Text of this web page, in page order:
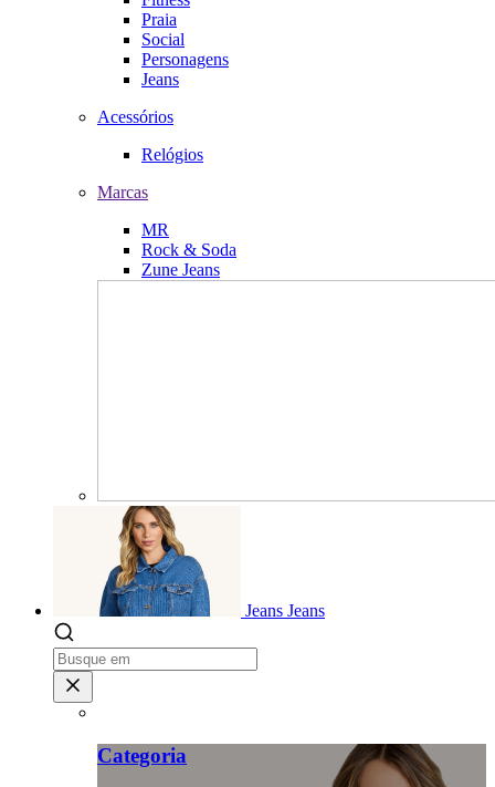
Praia
Social
Personagens
Jeans
Acessórios
Relógios
Marcas
MR
Rock & Soda
Zune Jeans
Jeans Jeans
Categoria